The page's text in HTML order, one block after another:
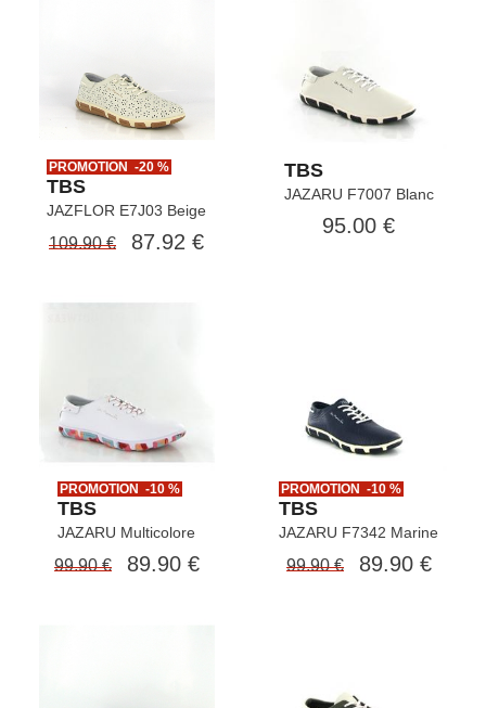
PROMOTION -20 %
TBS
JAZFLOR E7J03 Beige
109.90 € 87.92 €
TBS
JAZARU F7007 Blanc
95.00 €
PROMOTION -10 %
TBS
JAZARU Multicolore
99.90 € 89.90 €
PROMOTION -10 %
TBS
JAZARU F7342 Marine
99.90 € 89.90 €